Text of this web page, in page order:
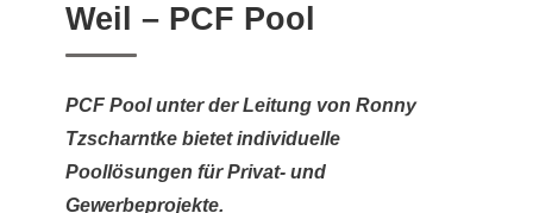
Weil – PCF Pool
PCF Pool unter der Leitung von Ronny
Tzscharntke bietet individuelle
Poollösungen für Privat- und
Gewerbeprojekte.